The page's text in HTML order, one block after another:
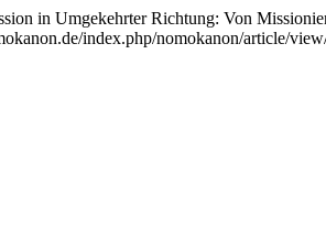
in Umgekehrter Richtung: Von
index.php/nomokanon/article/